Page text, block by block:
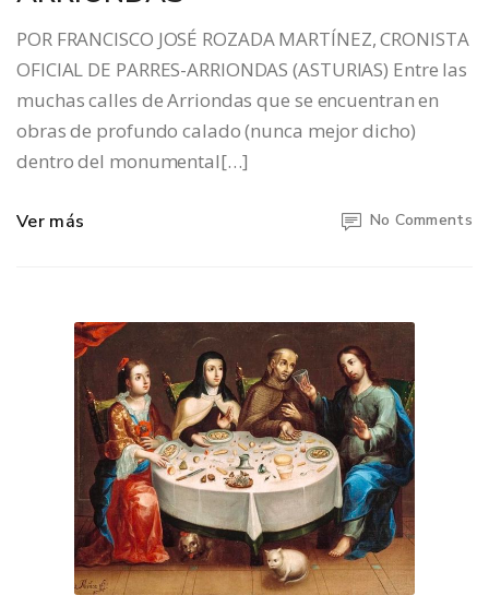
POR FRANCISCO JOSÉ ROZADA MARTÍNEZ, CRONISTA
OFICIAL DE PARRES-ARRIONDAS (ASTURIAS) Entre las
muchas calles de Arriondas que se encuentran en
obras de profundo calado (nunca mejor dicho)
dentro del monumental[…]
Ver más No Comments